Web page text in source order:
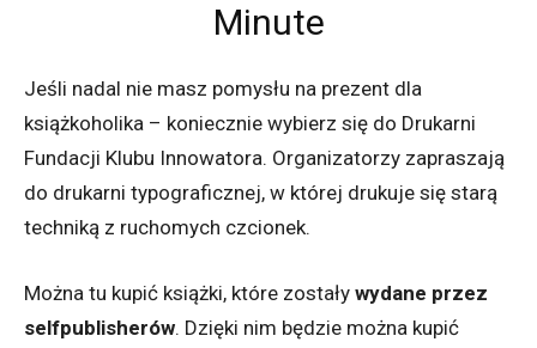
Minute
Jeśli nadal nie masz pomysłu na prezent dla
książkoholika – koniecznie wybierz się do Drukarni
Fundacji Klubu Innowatora. Organizatorzy zapraszają
do drukarni typograficznej, w której drukuje się starą
techniką z ruchomych czcionek.
Można tu kupić książki, które zostały wydane przez
selfpublisherów. Dzięki nim będzie można kupić